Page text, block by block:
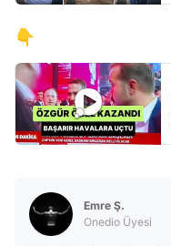
👇
Emre Ş.
Onedio Üyesi